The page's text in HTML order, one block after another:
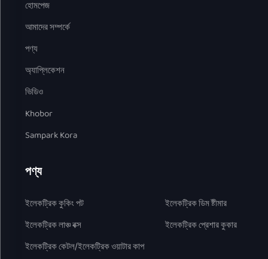
হোমপেজ
আমাদের সম্পর্কে
পণ্য
অ্যাপ্লিকেশন
ভিডিও
Khobor
Sampark Kora
পণ্য
ইলেকট্রিক কুকিং পট
ইলেকট্রিক লাঞ্চ বক্স
ইলেকট্রিক কেটল/ইলেকট্রিক ওয়াটার কাপ
ইলেকট্রিক ডিম ষ্টীমার
ইলেকট্রিক প্রেশার কুকার